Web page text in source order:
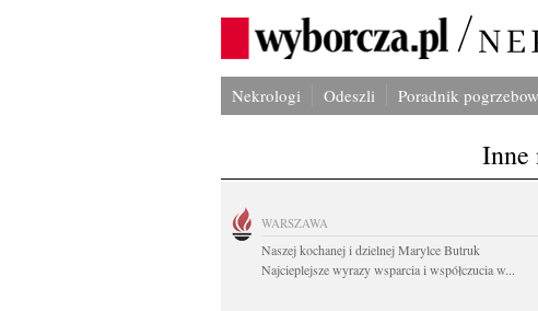
Nekrologi Odeszli Poradnik
Inne
WARSZAWA
Naszej kochanej i dzielnej Marylce Butruk
Najcieplejsze wyrazy wsparcia i współczucia w...